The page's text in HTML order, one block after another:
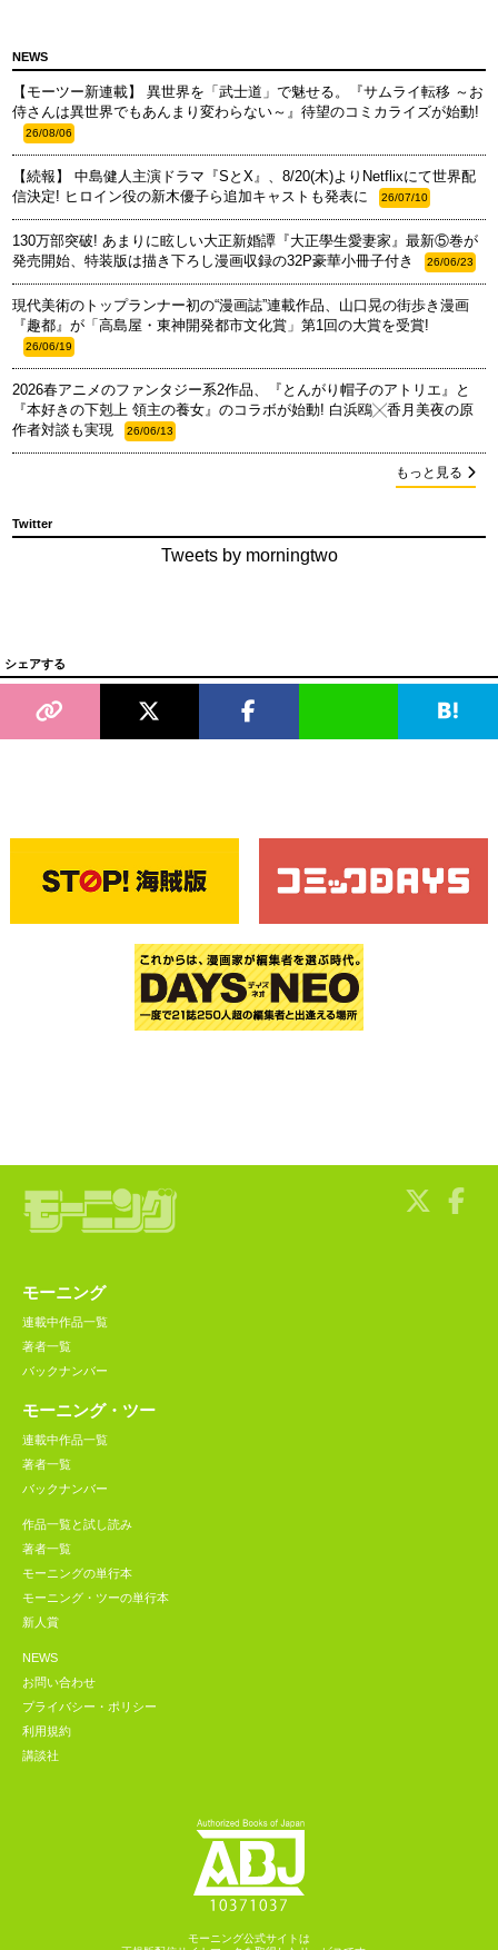
NEWS
【モーツー新連載】 異世界を「武士道」で魅せる。『サムライ転移 ～お
侍さんは異世界でもあんまり変わらない～』待望のコミカライズが始動!
26/08/06
【続報】 中島健人主演ドラマ『SとX』、8/20(木)よりNetflixにて世界配
信決定! ヒロイン役の新木優子ら追加キャストも発表に
26/07/10
130万部突破! あまりに眩しい大正新婚譚『大正學生愛妻家』最新⑤巻が
発売開始、特装版は描き下ろし漫画収録の32P豪華小冊子付き
26/06/23
現代美術のトップランナー初の“漫画誌”連載作品、山口晃の街歩き漫画
『趣都』が「高島屋・東神開発都市文化賞」第1回の大賞を受賞!
26/06/19
2026春アニメのファンタジー系2作品、『とんがり帽子のアトリエ』と
『本好きの下剋上 領主の養女』のコラボが始動! 白浜鴎╳香月美夜の原
作者対談も実現
26/06/13
もっと見る
Twitter
Tweets by morningtwo
シェアする
モーニング
連載中作品一覧
著者一覧
バックナンバー
モーニング・ツー
連載中作品一覧
著者一覧
バックナンバー
作品一覧と試し読み
著者一覧
モーニングの単行本
モーニング・ツーの単行本
新人賞
NEWS
お問い合わせ
プライバシー・ポリシー
利用規約
講談社
モーニング公式サイトは